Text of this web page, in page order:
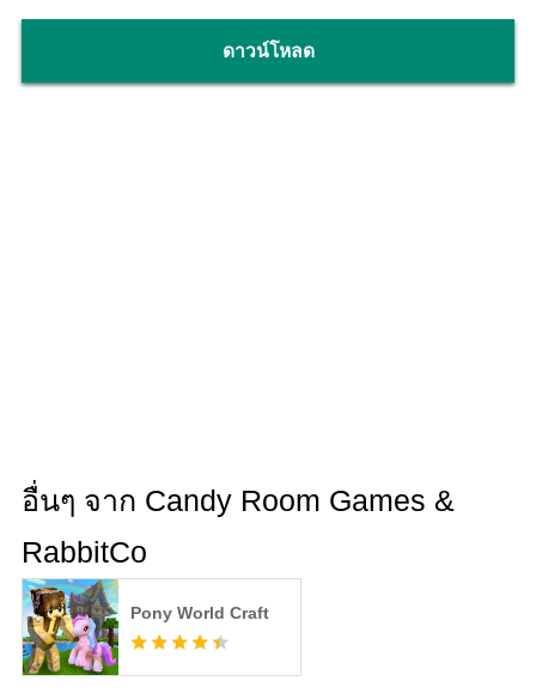
ดาวน์โหลด
อื่นๆ จาก Candy Room Games &
RabbitCo
Pony World Craft